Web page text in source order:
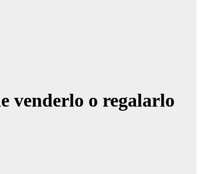
venderlo o regalarlo